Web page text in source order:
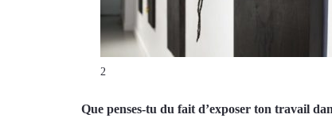
2
Que penses-tu du fait d’exposer ton travail